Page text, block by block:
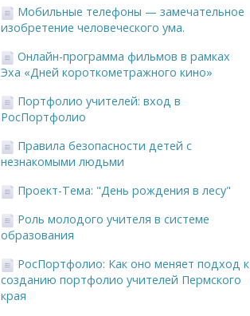
Мобильные телефоны — замечательное
изобретение человеческого ума.
Онлайн-программа фильмов в рамках
Эха «Дней короткометражного кино»
Портфолио учителей: вход в
РосПортфолио
Правила безопасности детей c
незнакомыми людьми
Проект-Тема: "День рождения в лесу"
Роль молодого учителя в системе
образования
РосПортфолио: Как оно меняет подход к
созданию портфолио учителей Пермского
края